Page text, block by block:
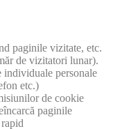
paginile vizitate, etc.
de vizitatori lunar).
individuale personale
etc.)
de cookie
paginile